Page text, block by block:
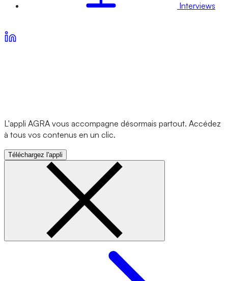
Interviews
L'appli AGRA vous accompagne désormais partout. Accédez
à tous vos contenus en un clic.
Téléchargez l'appli